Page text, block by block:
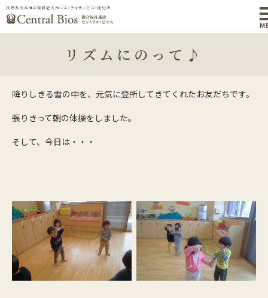
リズムにのって♪
降りしきる雪の中を、元気に登所してきてくれたお友だちです。
張りきって朝の体操をしました。
そして、今日は・・・